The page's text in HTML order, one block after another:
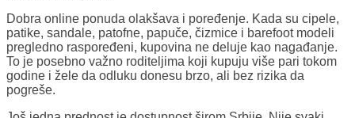
Dobra online ponuda olakšava i poređenje. Kada su cipele,
patike, sandale, patofne, papuče, čizmice i barefoot modeli
pregledno raspoređeni, kupovina ne deluje kao nagađanje.
To je posebno važno roditeljima koji kupuju više pari tokom
godine i žele da odluku donesu brzo, ali bez rizika da
pogreše.